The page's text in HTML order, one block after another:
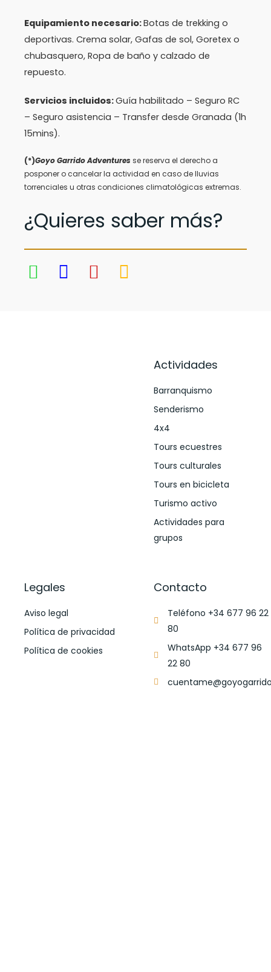
Equipamiento necesario:Botas de trekking o
deportivas. Crema solar, Gafas de sol, Goretex o
chubasquero, Ropa de baño y calzado de
repuesto.
Servicios incluidos:Guía habilitado – Seguro RC
– Seguro asistencia – Transfer desde Granada (1h
15mins).
(*)Goyo Garrido Adventures se reserva el derecho a
posponer o cancelar la actividad en caso de lluvias
torrenciales u otras condiciones climatológicas extremas.
¿Quieres saber más?
Actividades
Barranquismo
Senderismo
4x4
Tours ecuestres
Tours culturales
Tours en bicicleta
Turismo activo
Actividades para
grupos
Legales
Aviso legal
Política de privacidad
Política de cookies
Contacto
Teléfono +34 677 96 22
80
WhatsApp +34 677 96
22 80